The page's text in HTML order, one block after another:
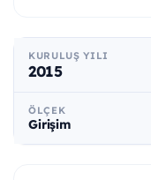
KURULUŞ YILI
2015
ÖLÇEK
Girişim